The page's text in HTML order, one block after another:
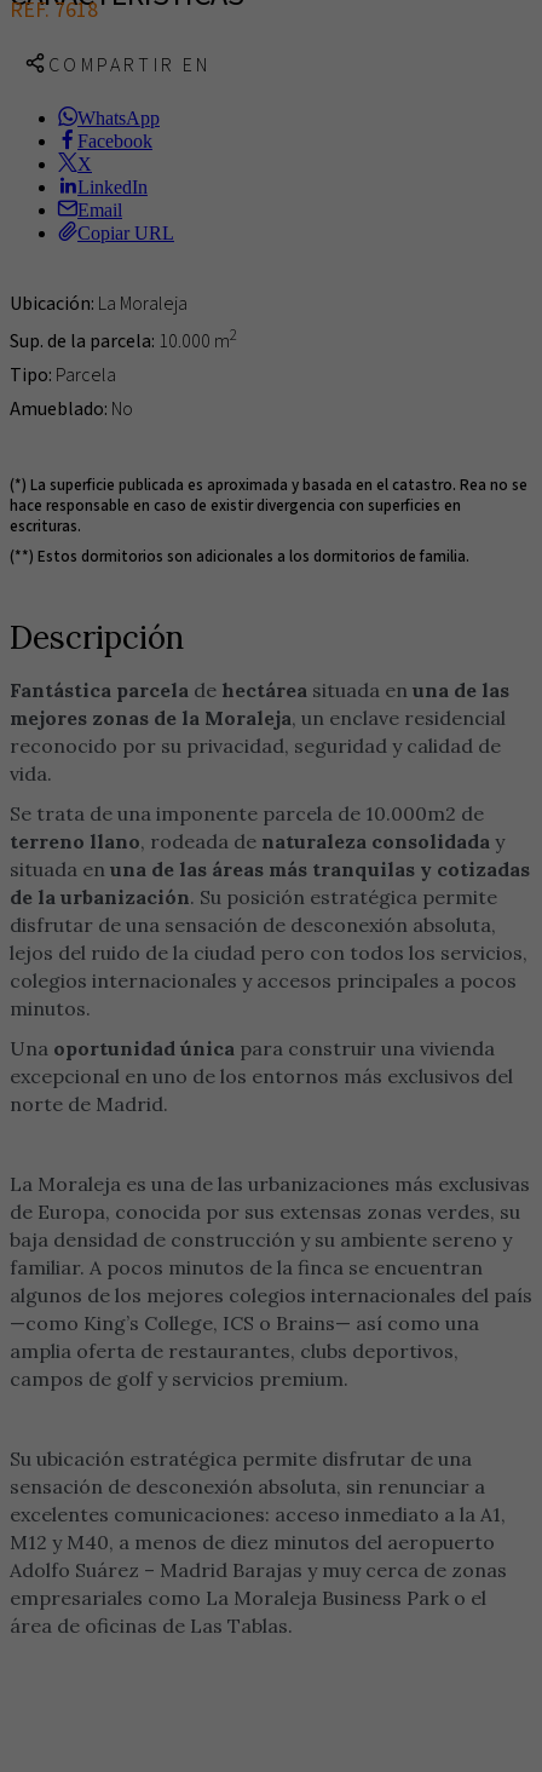
REF. 7618
COMPARTIR EN
WhatsApp
Facebook
X
LinkedIn
Email
Copiar URL
Ubicación: La Moraleja
Sup. de la parcela: 10.000 m2
Tipo: Parcela
Amueblado: No
(*) La superficie publicada es aproximada y basada en el catastro. Rea no se
hace responsable en caso de existir divergencia con superficies en
escrituras.
(**) Estos dormitorios son adicionales a los dormitorios de familia.
Descripción
Fantástica parcela de hectárea situada en una de las
mejores zonas de la Moraleja, un enclave residencial
reconocido por su privacidad, seguridad y calidad de
vida.
Se trata de una imponente parcela de 10.000m2 de
terreno llano, rodeada de naturaleza consolidada y
situada en una de las áreas más tranquilas y cotizadas
de la urbanización. Su posición estratégica permite
disfrutar de una sensación de desconexión absoluta,
lejos del ruido de la ciudad pero con todos los servicios,
colegios internacionales y accesos principales a pocos
minutos.
Una oportunidad única para construir una vivienda
excepcional en uno de los entornos más exclusivos del
norte de Madrid.
La Moraleja es una de las urbanizaciones más exclusivas
de Europa, conocida por sus extensas zonas verdes, su
baja densidad de construcción y su ambiente sereno y
familiar. A pocos minutos de la finca se encuentran
algunos de los mejores colegios internacionales del país
—como King’s College, ICS o Brains— así como una
amplia oferta de restaurantes, clubs deportivos,
campos de golf y servicios premium.
Su ubicación estratégica permite disfrutar de una
sensación de desconexión absoluta, sin renunciar a
excelentes comunicaciones: acceso inmediato a la A1,
M12 y M40, a menos de diez minutos del aeropuerto
Adolfo Suárez – Madrid Barajas y muy cerca de zonas
empresariales como La Moraleja Business Park o el
área de oficinas de Las Tablas.